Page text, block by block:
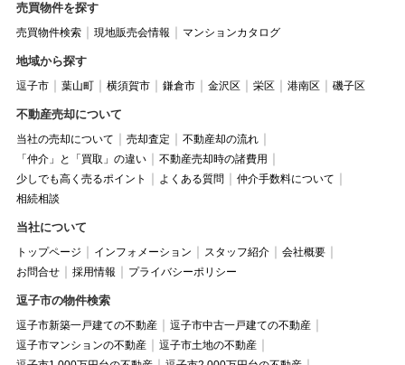
売買物件を探す
売買物件検索 現地販売会情報 マンションカタログ
地域から探す
逗子市 葉山町 横須賀市 鎌倉市 金沢区 栄区 港南区 磯子区
不動産売却について
当社の売却について 売却査定
不動産却の流れ
「仲介」と「買取」の違い
不動産売却時の諸費用
少しでも高く売るポイント
よくある質問
仲介手数料について
相続相談
当社について
トップページ インフォメーション スタッフ紹介
会社概要
お問合せ
採用情報 プライバシーポリシー
逗子市の物件検索
逗子市新築一戸建ての不動産
逗子市中古一戸建ての不動産
逗子市マンションの不動産
逗子市土地の不動産